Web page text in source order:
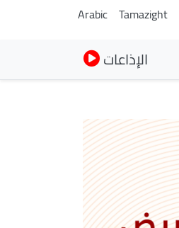
Arabic Tamazight
الإذاعات